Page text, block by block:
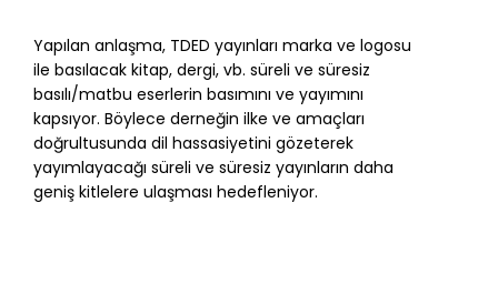
Yapılan anlaşma, TDED yayınları marka ve logosu
ile basılacak kitap, dergi, vb. süreli ve süresiz
basılı/matbu eserlerin basımını ve yayımını
kapsıyor. Böylece derneğin ilke ve amaçları
doğrultusunda dil hassasiyetini gözeterek
yayımlayacağı süreli ve süresiz yayınların daha
geniş kitlelere ulaşması hedefleniyor.